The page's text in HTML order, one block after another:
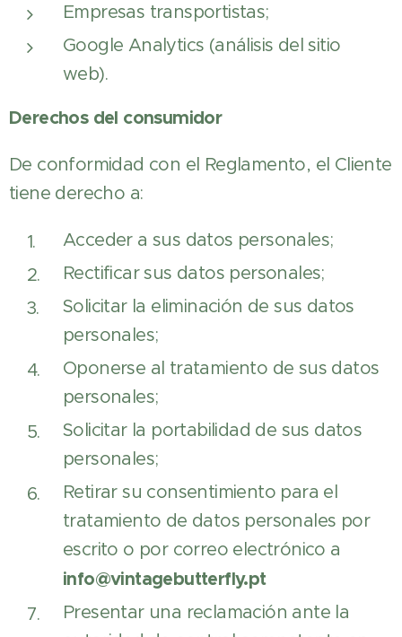
Empresas transportistas;
Google Analytics (análisis del sitio
web).
Derechos del consumidor
De conformidad con el Reglamento, el Cliente
tiene derecho a:
Acceder a sus datos personales;
Rectificar sus datos personales;
Solicitar la eliminación de sus datos
personales;
Oponerse al tratamiento de sus datos
personales;
Solicitar la portabilidad de sus datos
personales;
Retirar su consentimiento para el
tratamiento de datos personales por
escrito o por correo electrónico a
info@vintagebutterfly.pt
Presentar una reclamación ante la